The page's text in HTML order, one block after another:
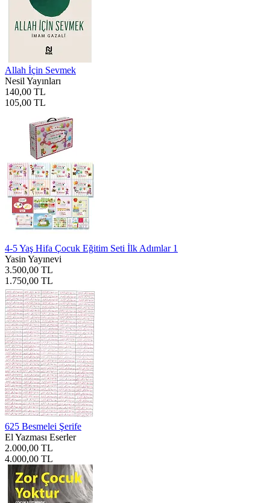
Allah İçin Sevmek
Nesil Yayınları
140,00 TL
105,00 TL
4-5 Yaş Hifa Çocuk Eğitim Seti İlk Adımlar 1
Yasin Yayınevi
3.500,00 TL
1.750,00 TL
625 Besmelei Şerife
El Yazması Eserler
2.000,00 TL
4.000,00 TL